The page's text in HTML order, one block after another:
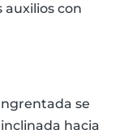
con
se
hacia